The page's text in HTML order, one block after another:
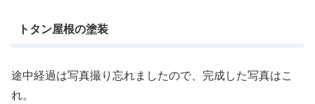
トタン屋根の塗装
途中経過は写真撮り忘れましたので、完成した写真はこ
れ。